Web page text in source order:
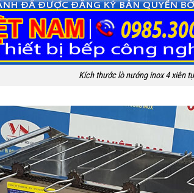
Kích thước lò nướng inox 4 xiên